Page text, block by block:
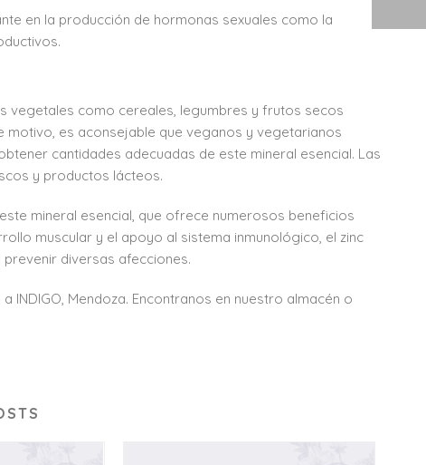
en la producción de hormonas sexuales como la
vegetales como cereales, legumbres y frutos secos
motivo, es aconsejable que veganos y vegetarianos
cantidades adecuadas de este mineral esencial. Las
y productos lácteos.
mineral esencial, que ofrece numerosos beneficios
muscular y el apoyo al sistema inmunológico, el zinc
diversas afecciones.
Mendoza. Encontranos en nuestro almacén o